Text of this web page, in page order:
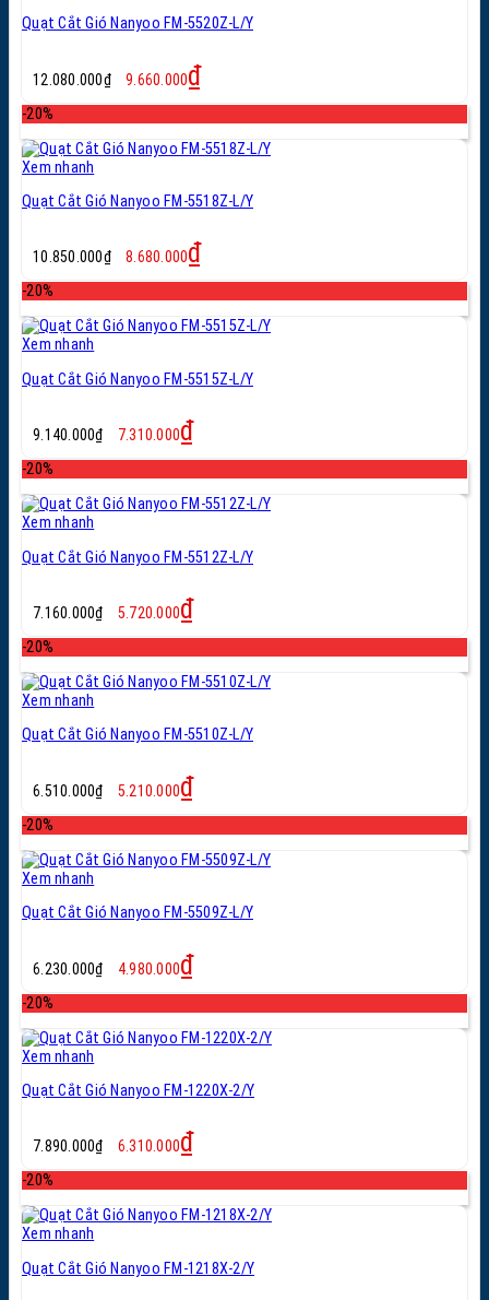
Quạt Cắt Gió Nanyoo FM-5520Z-L/Y
12.080.000₫
Giá
gốc
là:
12.080.000₫.
9.660.000₫
tại
là:
9.660.000₫.
-20%
Xem nhanh
Quạt Cắt Gió Nanyoo FM-5518Z-L/Y
10.850.000₫
Giá
gốc
là:
10.850.000₫.
8.680.000₫
tại
là:
8.680.000₫.
-20%
Xem nhanh
Quạt Cắt Gió Nanyoo FM-5515Z-L/Y
9.140.000₫
Giá
gốc
là:
9.140.000₫.
7.310.000₫
tại
là:
7.310.000₫.
-20%
Xem nhanh
Quạt Cắt Gió Nanyoo FM-5512Z-L/Y
7.160.000₫
Giá
gốc
là:
7.160.000₫.
5.720.000₫
tại
là:
5.720.000₫.
-20%
Xem nhanh
Quạt Cắt Gió Nanyoo FM-5510Z-L/Y
6.510.000₫
Giá
gốc
là:
6.510.000₫.
5.210.000₫
tại
là:
5.210.000₫.
-20%
Xem nhanh
Quạt Cắt Gió Nanyoo FM-5509Z-L/Y
6.230.000₫
gốc
là:
6.230.000₫.
4.980.000₫
tại
là:
4.980.000₫.
-20%
Xem nhanh
Quạt Cắt Gió Nanyoo FM-1220X-2/Y
7.890.000₫
Giá
gốc
là:
7.890.000₫.
6.310.000₫
tại
là:
6.310.000₫.
-20%
Xem nhanh
Quạt Cắt Gió Nanyoo FM-1218X-2/Y